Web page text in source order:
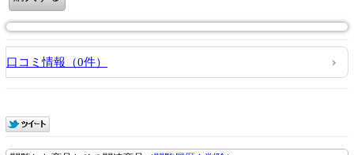
口コミ情報（0件）